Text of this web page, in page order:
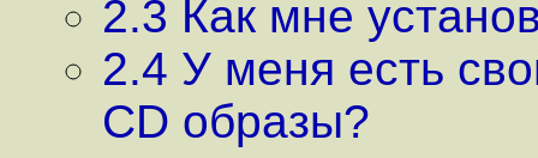
2.3 Как мне
2.4 У меня есть
CD образы?